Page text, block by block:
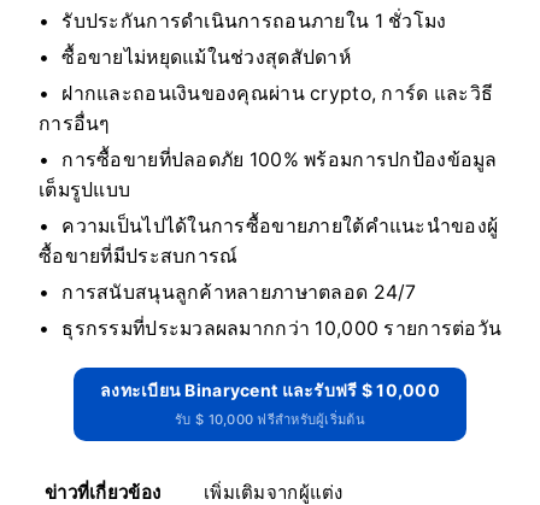
รับประกันการดำเนินการถอนภายใน 1 ชั่วโมง
ซื้อขายไม่หยุดแม้ในช่วงสุดสัปดาห์
ฝากและถอนเงินของคุณผ่าน crypto, การ์ด และวิธี
การอื่นๆ
การซื้อขายที่ปลอดภัย 100% พร้อมการปกป้องข้อมูล
เต็มรูปแบบ
ความเป็นไปได้ในการซื้อขายภายใต้คำแนะนำของผู้
ซื้อขายที่มีประสบการณ์
การสนับสนุนลูกค้าหลายภาษาตลอด 24/7
ธุรกรรมที่ประมวลผลมากกว่า 10,000 รายการต่อวัน
ลงทะเบียน Binarycent และรับฟรี $ 10,000
รับ $ 10,000 ฟรีสำหรับผู้เริ่มต้น
ข่าวที่เกี่ยวข้อง เพิ่มเติมจากผู้แต่ง